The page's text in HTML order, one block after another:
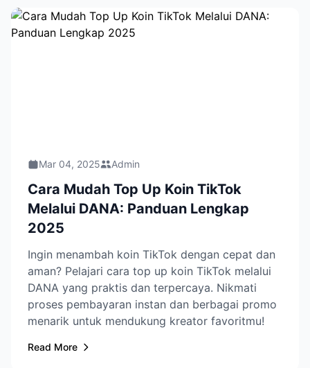
Mar 04, 2025 Admin
Cara Mudah Top Up Koin TikTok
Melalui DANA: Panduan Lengkap
2025
Ingin menambah koin TikTok dengan cepat dan
aman? Pelajari cara top up koin TikTok melalui
DANA yang praktis dan terpercaya. Nikmati
proses pembayaran instan dan berbagai promo
menarik untuk mendukung kreator favoritmu!
Read More